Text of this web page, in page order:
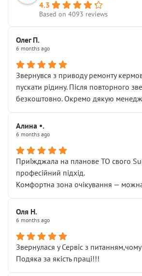
4.3
Based on 4093 reviews
Олег П.
6 months ago
Звернувся з приводу ремонту
пускати рідину. Після повторного
безкоштовно. Окремо дякую
Алина •.
6 months ago
Приїжджала на планове ТО свого
професійний підхід.
Комфортна зона очікування —
Оля Н.
6 months ago
Звернулася у Сервіс з
Подяка за якість праці!!!